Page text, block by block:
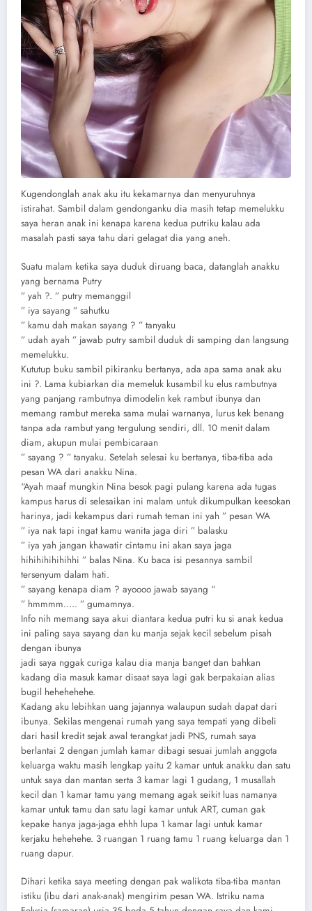
Kugendonglah anak aku itu kekamarnya dan menyuruhnya
istirahat. Sambil dalam gendonganku dia masih tetap memelukku
saya heran anak ini kenapa karena kedua putriku kalau ada
masalah pasti saya tahu dari gelagat dia yang aneh.
Suatu malam ketika saya duduk diruang baca, datanglah anakku
yang bernama Putry
” yah ?. ” putry memanggil
” iya sayang ” sahutku
” kamu dah makan sayang ? ” tanyaku
” udah ayah ” jawab putry sambil duduk di samping dan langsung
memelukku.
Kututup buku sambil pikiranku bertanya, ada apa sama anak aku
ini ?. Lama kubiarkan dia memeluk kusambil ku elus rambutnya
yang panjang rambutnya dimodelin kek rambut ibunya dan
memang rambut mereka sama mulai warnanya, lurus kek benang
tanpa ada rambut yang tergulung sendiri, dll. 10 menit dalam
diam, akupun mulai pembicaraan
” sayang ? ” tanyaku. Setelah selesai ku bertanya, tiba-tiba ada
pesan WA dari anakku Nina.
“Ayah maaf mungkin Nina besok pagi pulang karena ada tugas
kampus harus di selesaikan ini malam untuk dikumpulkan keesokan
harinya, jadi kekampus dari rumah teman ini yah ” pesan WA
” iya nak tapi ingat kamu wanita jaga diri ” balasku
” iya yah jangan khawatir cintamu ini akan saya jaga
hihihihihihihhi ” balas Nina. Ku baca isi pesannya sambil
tersenyum dalam hati.
” sayang kenapa diam ? ayoooo jawab sayang “
” hmmmm….. ” gumamnya.
Info nih memang saya akui diantara kedua putri ku si anak kedua
ini paling saya sayang dan ku manja sejak kecil sebelum pisah
dengan ibunya
jadi saya nggak curiga kalau dia manja banget dan bahkan
kadang dia masuk kamar disaat saya lagi gak berpakaian alias
bugil hehehehehe.
Kadang aku lebihkan uang jajannya walaupun sudah dapat dari
ibunya. Sekilas mengenai rumah yang saya tempati yang dibeli
dari hasil kredit sejak awal terangkat jadi PNS, rumah saya
berlantai 2 dengan jumlah kamar dibagi sesuai jumlah anggota
keluarga waktu masih lengkap yaitu 2 kamar untuk anakku dan satu
untuk saya dan mantan serta 3 kamar lagi 1 gudang, 1 musallah
kecil dan 1 kamar tamu yang memang agak seikit luas namanya
kamar untuk tamu dan satu lagi kamar untuk ART, cuman gak
kepake hanya jaga-jaga ehhh lupa 1 kamar lagi untuk kamar
kerjaku hehehehe. 3 ruangan 1 ruang tamu 1 ruang keluarga dan 1
ruang dapur.
Dihari ketika saya meeting dengan pak walikota tiba-tiba mantan
istiku (ibu dari anak-anak) mengirim pesan WA. Istriku nama